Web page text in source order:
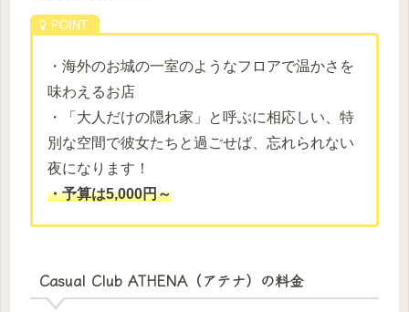
・海外のお城の一室のようなフロアで温かさを
味わえるお店
・「大人だけの隠れ家」と呼ぶに相応しい、特
別な空間で彼女たちと過ごせば、忘れられない
夜になります！
・予算は5,000円～
Casual Club ATHENA（アテナ）の料金